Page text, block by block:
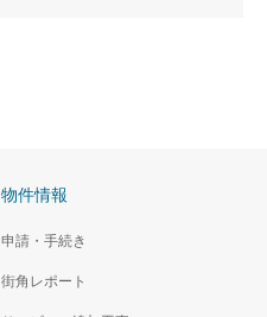
物件情報
申請・手続き
街角レポート